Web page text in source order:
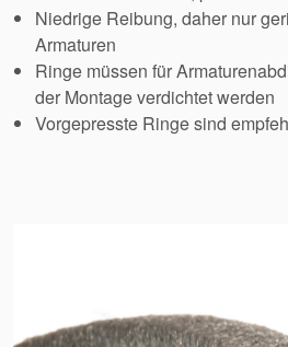
Zertifizierungen und
Nachhaltigkeit
Niedrige Reibung, daher nur
Armaturen
Ringe müssen für
der Montage verdichtet werden
Vorgepresste Ringe sind